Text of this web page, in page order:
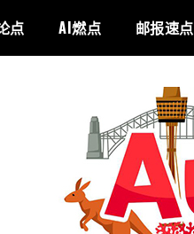
点 AI燃点 邮报速点